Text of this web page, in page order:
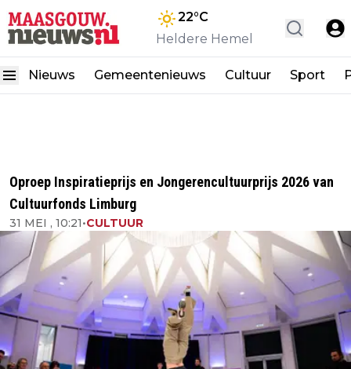
22°C
Heldere Hemel
Nieuws Gemeentenieuws Cultuur Sport
Oproep Inspiratieprijs en Jongerencultuurprijs 2026 van
Cultuurfonds Limburg
31 MEI , 10:21•CULTUUR